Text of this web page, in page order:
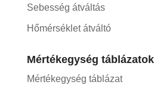
Sebesség átváltás
Hőmérséklet átváltó
Mértékegység táblázatok
Mértékegység táblázat